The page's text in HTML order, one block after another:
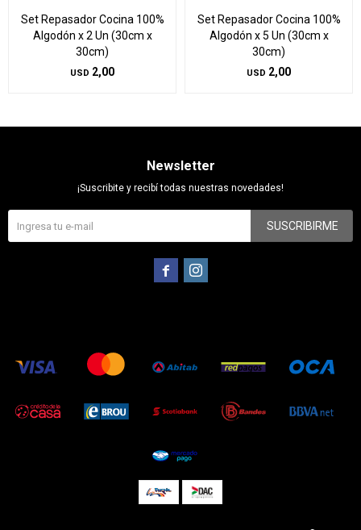
Set Repasador Cocina 100%
Algodón x 2 Un (30cm x
30cm)
USD 2,00
Set Repasador Cocina 100%
Algodón x 5 Un (30cm x
30cm)
USD 2,00
Newsletter
¡Suscribite y recibí todas nuestras novedades!
SUSCRIBIRME
 